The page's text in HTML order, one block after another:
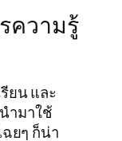
ความรู้
ยน และ
ำมาใช้
ฉยๆ ก็น่า